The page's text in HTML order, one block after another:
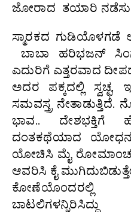
ಜೋರಾದ ತಯಾರಿ
ಸ್ಮಾರಕದ ಗುಡಿಯೊಳಗಡೆ
ಬಾಬಾ ಹರಿಭಜನ್
ಎದುರಿಗೆ ಎತ್ತರವಾದ
ಅದರ ಪಕ್ಕದಲ್ಲಿ
ಸಮವಸ್ತ್ರ ನೇತಾಡುತ್ತಿದೆ.
ಭಾವ.. ದೇಶಭಕ್ತಿಗೆ
ದಂತಕಥೆಯಾದ ಯೋಧನ
ಯೋಚಿಸಿ ಮೈ
ಆವರಿಸಿ ಕೈ